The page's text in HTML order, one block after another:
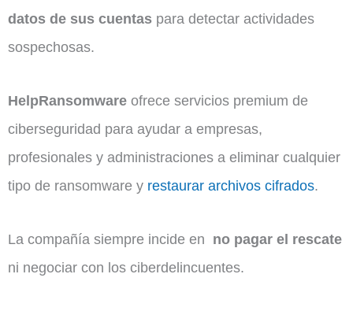
datos de sus cuentas para detectar actividades
sospechosas.
HelpRansomware ofrece servicios premium de
ciberseguridad para ayudar a empresas,
profesionales y administraciones a eliminar cualquier
tipo de ransomware y restaurar archivos cifrados.
La compañía siempre incide en no pagar el rescate
ni negociar con los ciberdelincuentes.